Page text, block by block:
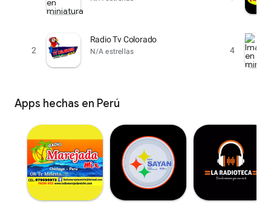
2
Radio Tv Colorado
N/A estrellas 4
Apps hechas en Perú